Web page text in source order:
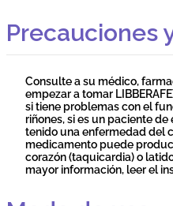
Precauciones
Consulte a su médico,
empezar a tomar
si tiene problemas con el
riñones, si es un paciente
tenido una enfermedad del
medicamento puede
corazón (taquicardia) o
mayor información, leer el